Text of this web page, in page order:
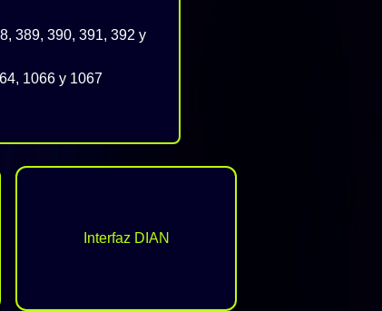
389, 390, 391, 392 y
1066 y 1067
Interfaz DIAN